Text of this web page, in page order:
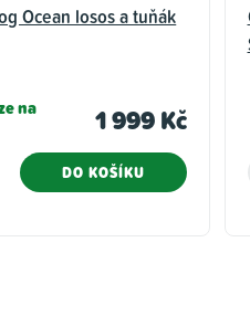
Ocean losos a tuňák
na 1 999 Kč
DO KOŠÍKU